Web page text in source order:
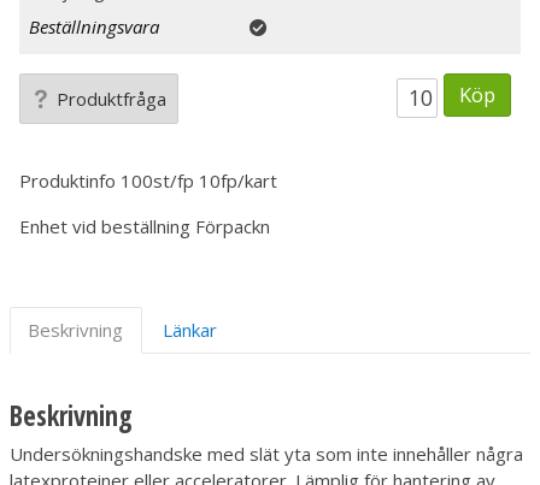
Beställningsvara
Produktfråga Köp
Produktinfo 100st/fp 10fp/kart
Enhet vid beställning Förpackn
Beskrivning Länkar
Beskrivning
Undersökningshandske med slät yta som inte innehåller några